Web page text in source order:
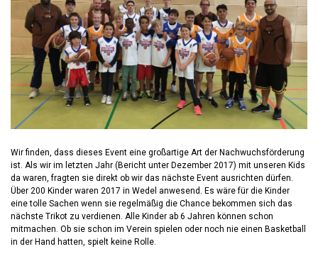
Wir finden, dass dieses Event eine großartige Art der Nachwuchsförderung
ist. Als wir im letzten Jahr (Bericht unter Dezember 2017) mit unseren Kids
da waren, fragten sie direkt ob wir das nächste Event ausrichten dürfen.
Über 200 Kinder waren 2017 in Wedel anwesend. Es wäre für die Kinder
eine tolle Sachen wenn sie regelmäßig die Chance bekommen sich das
nächste Trikot zu verdienen. Alle Kinder ab 6 Jahren können schon
mitmachen. Ob sie schon im Verein spielen oder noch nie einen Basketball
in der Hand hatten, spielt keine Rolle.